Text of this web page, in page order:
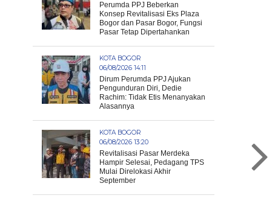
Perumda PPJ Beberkan
Konsep Revitalisasi Eks Plaza
Bogor dan Pasar Bogor, Fungsi
Pasar Tetap Dipertahankan
KOTA BOGOR
06/08/2026 14:11
Dirum Perumda PPJ Ajukan
Pengunduran Diri, Dedie
Rachim: Tidak Etis Menanyakan
Alasannya
KOTA BOGOR
06/08/2026 13:20
Revitalisasi Pasar Merdeka
Hampir Selesai, Pedagang TPS
Mulai Direlokasi Akhir
September